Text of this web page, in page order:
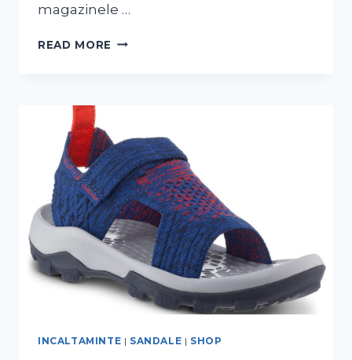
magazinele …
READ MORE
INCALTAMINTE | SANDALE | SHOP